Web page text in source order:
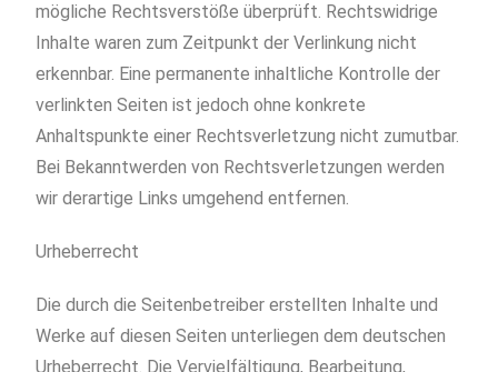
mögliche Rechtsverstöße überprüft. Rechtswidrige
Inhalte waren zum Zeitpunkt der Verlinkung nicht
erkennbar. Eine permanente inhaltliche Kontrolle der
verlinkten Seiten ist jedoch ohne konkrete
Anhaltspunkte einer Rechtsverletzung nicht zumutbar.
Bei Bekanntwerden von Rechtsverletzungen werden
wir derartige Links umgehend entfernen.
Urheberrecht
Die durch die Seitenbetreiber erstellten Inhalte und
Werke auf diesen Seiten unterliegen dem deutschen
Urheberrecht. Die Vervielfältigung, Bearbeitung,